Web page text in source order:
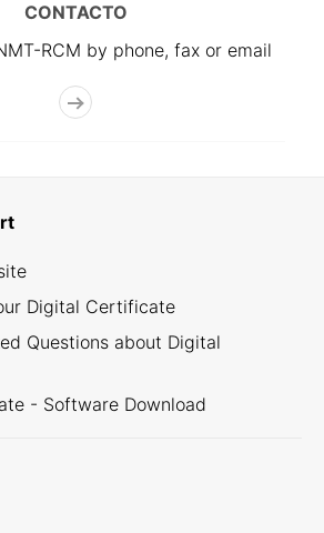
CONTACTO
RCM by phone, fax or email
Digital Certificate
Questions about Digital
- Software Download